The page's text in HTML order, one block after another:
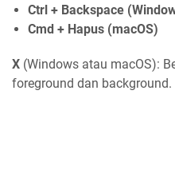
Ctrl + Backspace
Cmd + Hapus (macOS)
X (Windows atau macOS):
foreground dan background.